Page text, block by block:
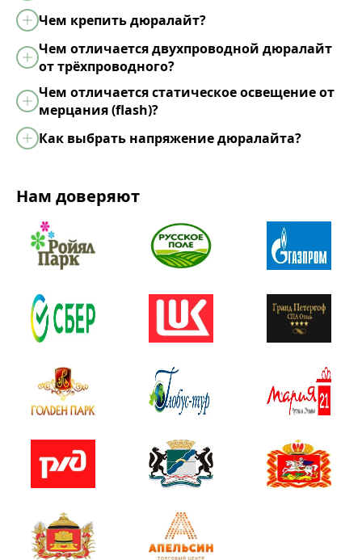
Чем крепить дюралайт?
Чем отличается двухпроводной дюралайт
от трёхпроводного?
Чем отличается статическое освещение от
мерцания (flash)?
Как выбрать напряжение дюралайта?
Нам доверяют